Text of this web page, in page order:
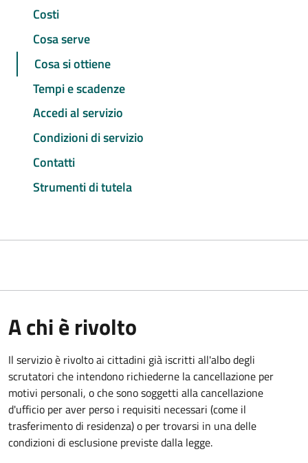
Costi
Cosa serve
Cosa si ottiene
Tempi e scadenze
Accedi al servizio
Condizioni di servizio
Contatti
Strumenti di tutela
A chi è rivolto
Il servizio è rivolto ai cittadini già iscritti all'albo degli
scrutatori che intendono richiederne la cancellazione per
motivi personali, o che sono soggetti alla cancellazione
d'ufficio per aver perso i requisiti necessari (come il
trasferimento di residenza) o per trovarsi in una delle
condizioni di esclusione previste dalla legge.